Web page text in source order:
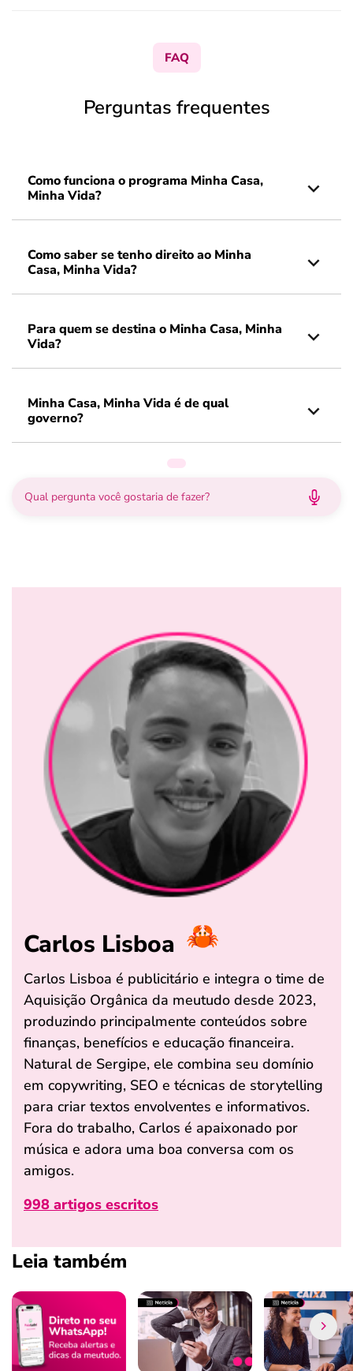
FAQ
Perguntas frequentes
Como funciona o programa Minha Casa,
Minha Vida?
Como saber se tenho direito ao Minha
Casa, Minha Vida?
Para quem se destina o Minha Casa, Minha
Vida?
Minha Casa, Minha Vida é de qual
governo?
Carlos Lisboa
Carlos Lisboa é publicitário e integra o time de
Aquisição Orgânica da meutudo desde 2023,
produzindo principalmente conteúdos sobre
finanças, benefícios e educação financeira.
Natural de Sergipe, ele combina seu domínio
em copywriting, SEO e técnicas de storytelling
para criar textos envolventes e informativos.
Fora do trabalho, Carlos é apaixonado por
música e adora uma boa conversa com os
amigos.
998 artigos escritos
Leia também